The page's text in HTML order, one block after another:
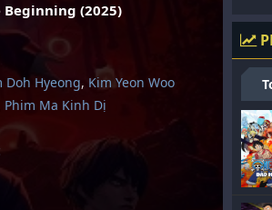
Beginning (2025)
Doh Hyeong, Kim Yeon Woo
Phim Ma Kinh Dị